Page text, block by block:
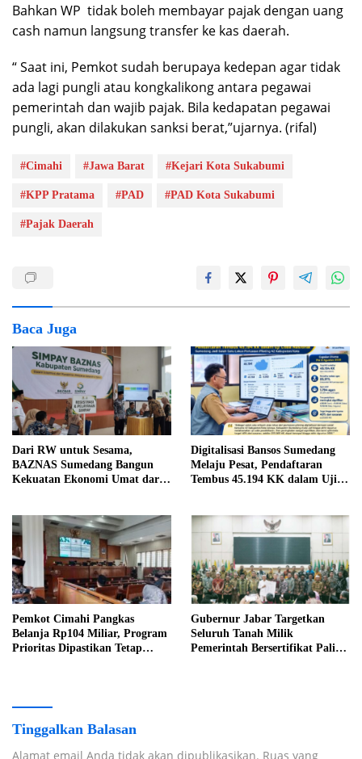
Bahkan WP tidak boleh membayar pajak dengan uang
cash namun langsung transfer ke kas daerah.
“ Saat ini, Pemkot sudah berupaya kedepan agar tidak
ada lagi pungli atau kongkalikong antara pegawai
pemerintah dan wajib pajak. Bila kedapatan pegawai
pungli, akan dilakukan sanksi berat,”ujarnya. (rifal)
#Cimahi #Jawa Barat #Kejari Kota Sukabumi
#KPP Pratama #PAD #PAD Kota Sukabumi
#Pajak Daerah
Baca Juga
Dari RW untuk Sesama,
BAZNAS Sumedang Bangun
Kekuatan Ekonomi Umat dari
Digitalisasi Bansos Sumedang
Melaju Pesat, Pendaftaran
Tembus 45.194 KK dalam Uji
Pemkot Cimahi Pangkas
Belanja Rp104 Miliar, Program
Prioritas Dipastikan Tetap
Gubernur Jabar Targetkan
Seluruh Tanah Milik
Pemerintah Bersertifikat Paling
Tinggalkan Balasan
Alamat email Anda tidak akan dipublikasikan. Ruas yang